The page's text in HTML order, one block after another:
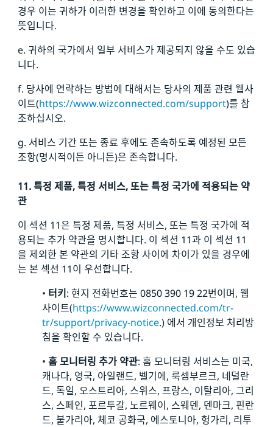
경우 이는 귀하가 이러한 변경을 확인하고 이에 동의한다는
뜻입니다.
e. 귀하의 국가에서 일부 서비스가 제공되지 않을 수도 있습
니다.
f. 당사에 연락하는 방법에 대해서는 당사의 제품 관련 웹사
이트(https://www.wizconnected.com/support)를 참
조하십시오.
g. 서비스 기간 또는 종료 후에도 존속하도록 예정된 모든
조항(명시적이든 아니든)은 존속합니다.
11. 특정 제품, 특정 서비스, 또는 특정 국가에 적용되는 약
관
이 섹션 11은 특정 제품, 특정 서비스, 또는 특정 국가에 적
용되는 추가 약관을 명시합니다. 이 섹션 11과 이 섹션 11
을 제외한 본 약관의 기타 조항 사이에 차이가 있을 경우에
는 본 섹션 11이 우선합니다.
• 터키 : 현지 전화번호는 0850 390 19 22번이며, 웹
사이트(https://www.wizconnected.com/tr-
tr/support/privacy-notice.) 에서 개인정보 처리방
침을 확인할 수 있습니다.
• 홈 모니터링 추가 약관: 홈 모니터링 서비스는 미국,
캐나다, 영국, 아일랜드, 벨기에, 룩셈부르크, 네덜란
드, 독일, 오스트리아, 스위스, 프랑스, 이탈리아, 그리
스, 스페인, 포르투갈, 노르웨이, 스웨덴, 덴마크, 핀란
드, 불가리아, 체코 공화국, 에스토니아, 헝가리, 리투